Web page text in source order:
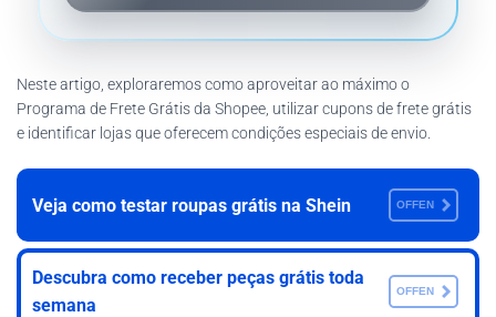
Neste artigo, exploraremos como aproveitar ao máximo o
Programa de Frete Grátis da Shopee, utilizar cupons de frete grátis
e identificar lojas que oferecem condições especiais de envio.
Veja como testar roupas grátis na Shein OFFEN
Descubra como receber peças grátis toda
semana
OFFEN